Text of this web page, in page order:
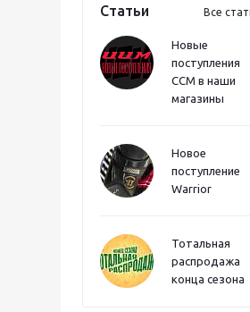
Статьи Все
Новые
поступления
CCM в наши
магазины
Новое
поступление
Warrior
Тотальная
распродажа
конца сезона